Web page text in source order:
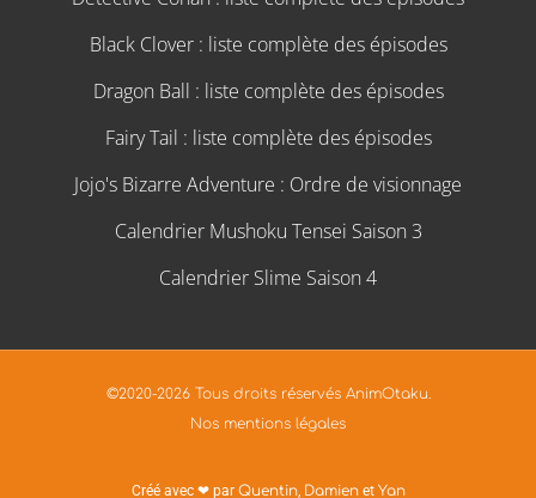
Black Clover : liste complète des épisodes
Dragon Ball : liste complète des épisodes
Fairy Tail : liste complète des épisodes
Jojo's Bizarre Adventure : Ordre de visionnage
Calendrier Mushoku Tensei Saison 3
Calendrier Slime Saison 4
©2020-2026 Tous droits réservés AnimOtaku.
Nos mentions légales
Créé avec ❤ par Quentin, Damienet Yan